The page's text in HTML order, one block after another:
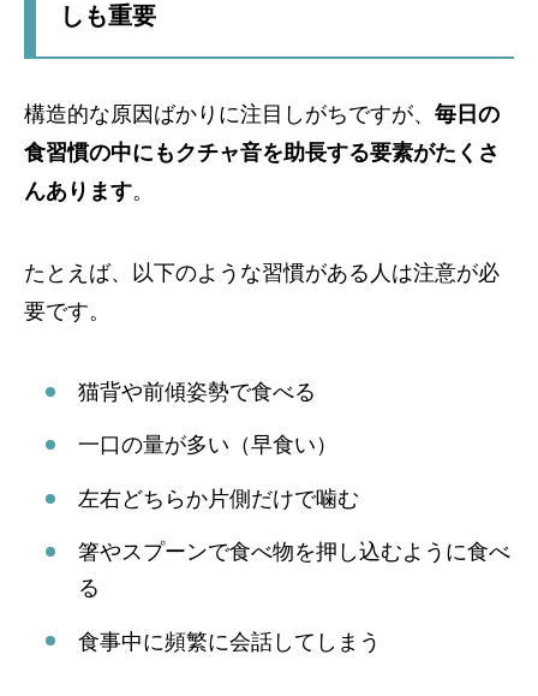
しも重要
構造的な原因ばかりに注目しがちですが、 毎日の
食習慣の中にもクチャ音を助長する要素がたくさ
んあります。
たとえば、以下のような習慣がある人は注意が必
要です。
猫背や前傾姿勢で食べる
一口の量が多い（早食い）
左右どちらか片側だけで噛む
箸やスプーンで食べ物を押し込むように食べ
る
食事中に頻繁に会話してしまう